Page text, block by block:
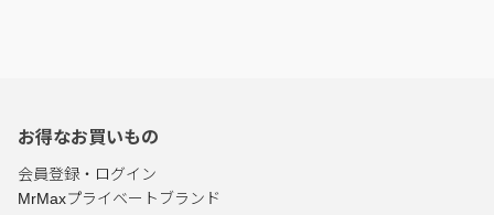
お得なお買いもの
会員登録・ログイン
MrMaxプライベートブランド